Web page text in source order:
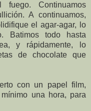
Continuamos
A continuamos,
el agar-agar, lo
Batimos todo hasta
y rápidamente, lo
de chocolate que
con un papel film,
una hora, para